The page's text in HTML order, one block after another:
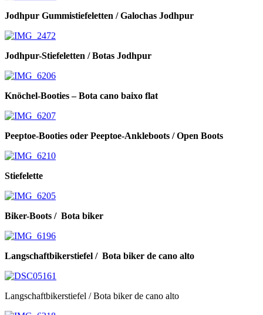
Jodhpur Gummistiefeletten / Galochas Jodhpur
Jodhpur-Stiefeletten / Botas Jodhpur
Knöchel-Booties – Bota cano baixo flat
Peeptoe-Booties oder Peeptoe-Ankleboots / Open Boots
Stiefelette
Biker-Boots / Bota biker
Langschaftbikerstiefel / Bota biker de cano alto
Langschaftbikerstiefel / Bota biker de cano alto